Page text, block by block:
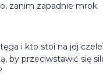
zanim zapadnie mrok
i kto stoi na jej
by przeciwstawić się